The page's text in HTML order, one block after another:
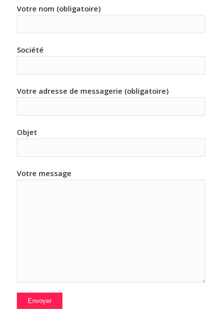
Votre nom (obligatoire)
Société
Votre adresse de messagerie (obligatoire)
Objet
Votre message